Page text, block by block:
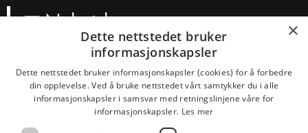
Nyhetsbrev
a
Smakspreferanser?
×
Dette nettstedet bruker
informasjonskapsler
Dette nettstedet bruker informasjonskapsler (cookies) for å forbedre
din opplevelse. Ved å bruke nettstedet vårt samtykker du i alle
informasjonskapsler i samsvar med retningslinjene våre for
informasjonskapsler. Les mer